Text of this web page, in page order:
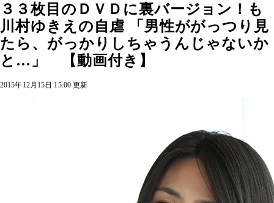
３３枚目のＤＶＤに裏バージョン！も
川村ゆきえの自虐 「男性ががっつり見
たら、がっかりしちゃうんじゃないか
と…」 【動画付き】
2015年12月15日 15:00 更新